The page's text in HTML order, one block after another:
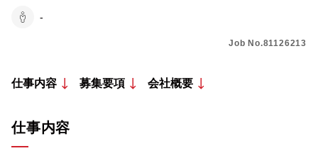
-
Job No.81126213
仕事内容 募集要項 会社概要
仕事内容